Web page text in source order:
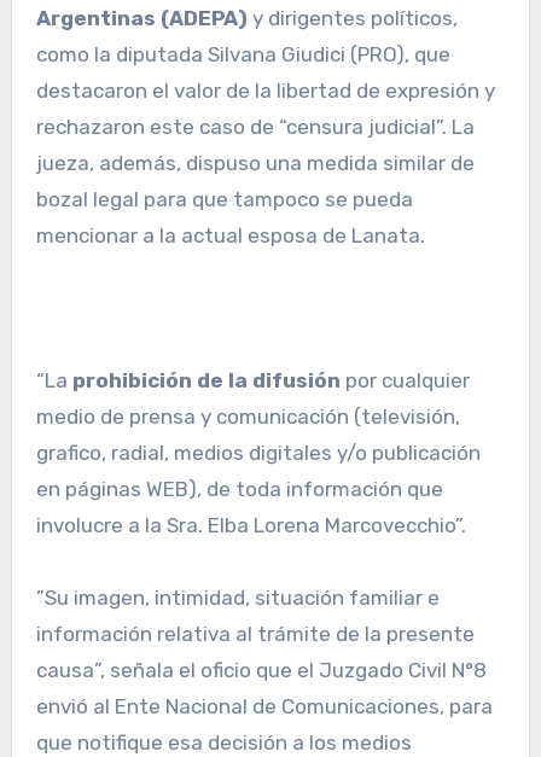
Argentinas (ADEPA) y dirigentes políticos,
como la diputada Silvana Giudici (PRO), que
destacaron el valor de la libertad de expresión y
rechazaron este caso de “censura judicial”. La
jueza, además, dispuso una medida similar de
bozal legal para que tampoco se pueda
mencionar a la actual esposa de Lanata.
“La prohibición de la difusión por cualquier
medio de prensa y comunicación (televisión,
grafico, radial, medios digitales y/o publicación
en páginas WEB), de toda información que
involucre a la Sra. Elba Lorena Marcovecchio”.
”Su imagen, intimidad, situación familiar e
información relativa al trámite de la presente
causa”, señala el oficio que el Juzgado Civil N°8
envió al Ente Nacional de Comunicaciones, para
que notifique esa decisión a los medios